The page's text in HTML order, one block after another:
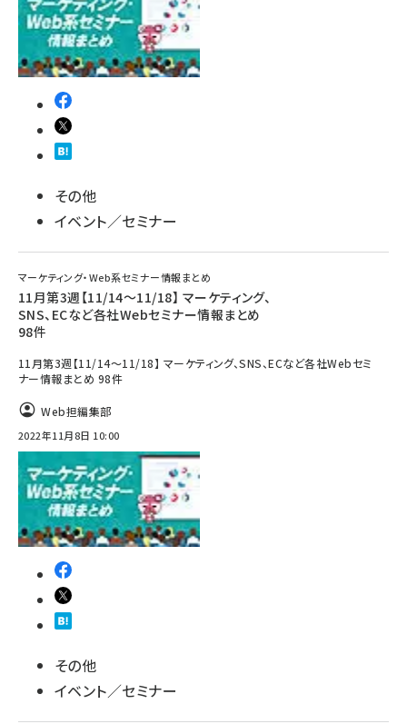
その他
イベント／セミナー
マーケティング・Web系セミナー情報まとめ
11月第3週【11/14～11/18】 マーケティング、
SNS、ECなど各社Webセミナー情報まとめ
98件
11月第3週【11/14～11/18】 マーケティング、SNS、ECなど各社Webセミ
ナー情報まとめ 98件
Web担編集部
2022年11月8日 10:00
その他
イベント／セミナー